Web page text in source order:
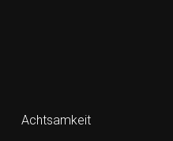
Achtsamkeit